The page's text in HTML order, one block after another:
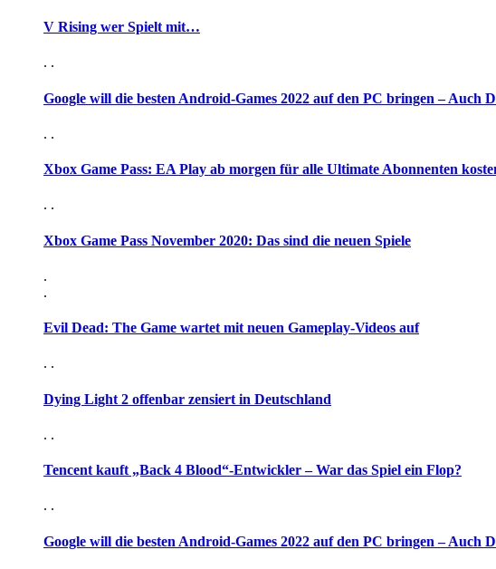
V Rising wer Spielt mit…
. .
Google will die besten Android-Games 2022 auf den PC bringen – Auch
. .
Xbox Game Pass: EA Play ab morgen für alle Ultimate Abonnenten
. .
Xbox Game Pass November 2020: Das sind die neuen Spiele
.
.
Evil Dead: The Game wartet mit neuen Gameplay-Videos auf
. .
Dying Light 2 offenbar zensiert in Deutschland
. .
Tencent kauft „Back 4 Blood“-Entwickler – War das Spiel ein Flop?
. .
Google will die besten Android-Games 2022 auf den PC bringen – Auch